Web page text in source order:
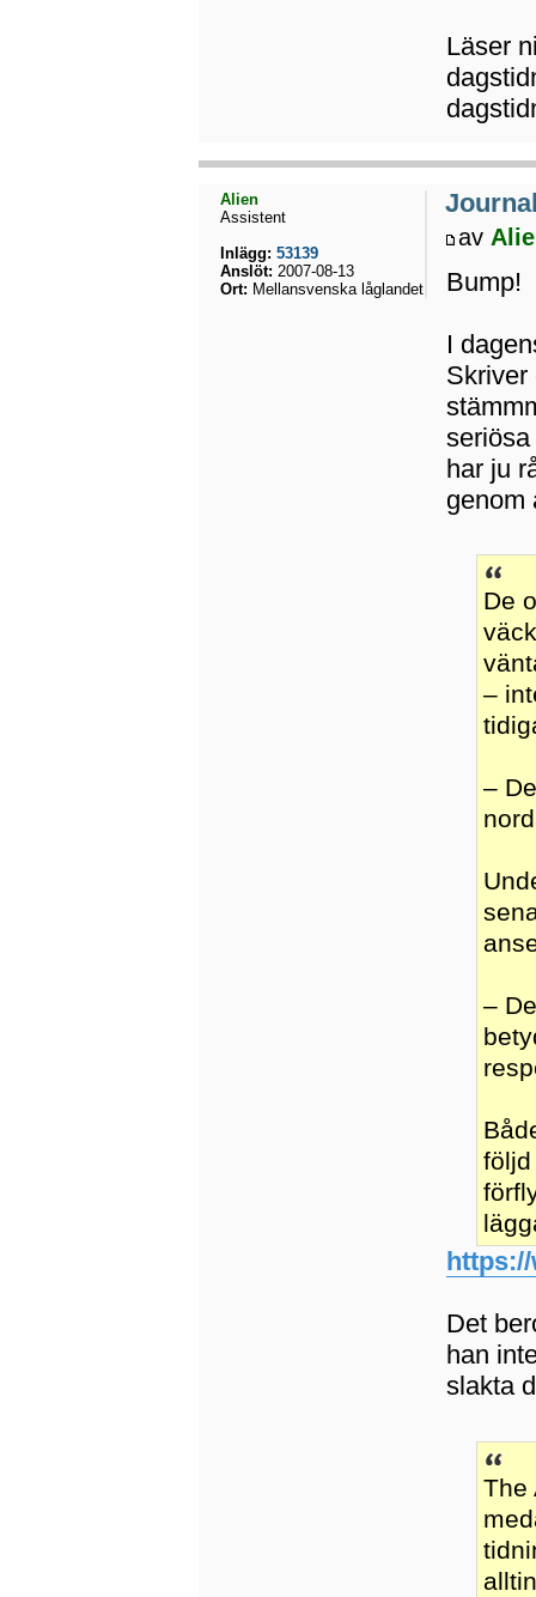
Läser
av
Bump!
I
Skriver
har ju
genom
De
–
–
–
Det
han
slakta
The
Alien
Assistent
Inlägg: 53139
Anslöt: 2007-08-13
Ort: Mellansvenska låglandet